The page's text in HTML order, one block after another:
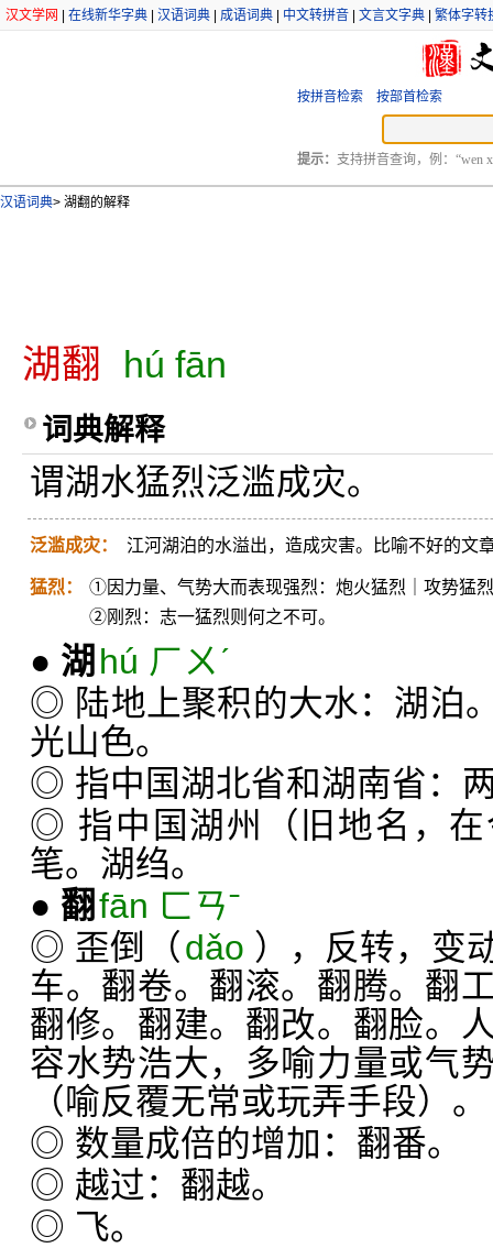
汉文学网 在线新华字典 汉语词典 成语词典 中文转拼音 文言文字典 繁体字转
按拼音检索 按部首检索
提示： 支持拼音查询，例：“wen
汉语词典> 湖翻的解释
湖翻 hú fān
词典解释
谓湖水猛烈泛滥成灾。
泛滥成灾： 江河湖泊的水溢出，造成灾害。比喻不好的文
猛烈：
①因力量、气势大而表现强烈：炮火猛烈｜攻势猛
②刚烈：志一猛烈则何之不可。
● 湖 hú ㄏㄨˊ
◎ 陆地上聚积的大水：湖泊
光山色。
◎ 指中国湖北省和湖南省：
◎ 指中国湖州（旧地名，
笔。湖绉。
● 翻fān ㄈㄢˉ
◎ 歪倒（dǎo ），反转，变
车。翻卷。翻滚。翻腾。翻
翻修。翻建。翻改。翻脸。
容水势浩大，多喻力量或气
（喻反覆无常或玩弄手段）。
◎ 数量成倍的增加：翻番。
◎ 越过：翻越。
◎ 飞。